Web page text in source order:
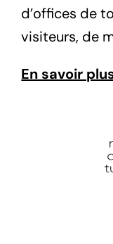
d’offices de
visiteurs, de
En savoir